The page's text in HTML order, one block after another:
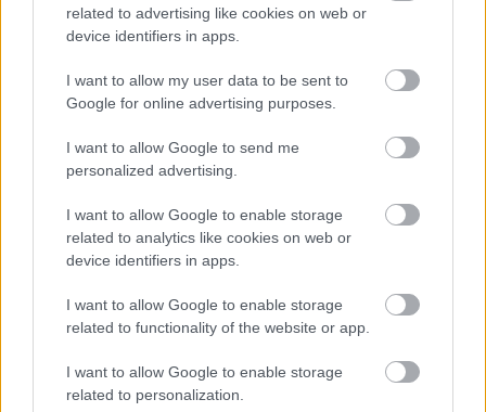
related to advertising like cookies on web or
device identifiers in apps.
I want to allow my user data to be sent to
Google for online advertising purposes.
I want to allow Google to send me
personalized advertising.
I want to allow Google to enable storage
related to analytics like cookies on web or
device identifiers in apps.
I want to allow Google to enable storage
related to functionality of the website or app.
I want to allow Google to enable storage
related to personalization.
söpörd a szőnyeg alá